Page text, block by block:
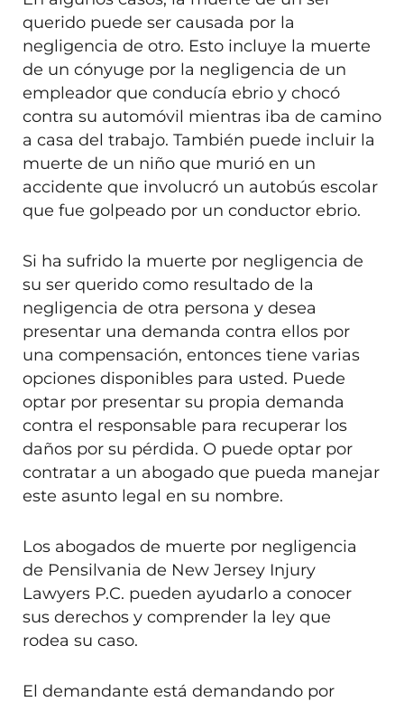
querido puede ser causada por la
negligencia de otro. Esto incluye la muerte
de un cónyuge por la negligencia de un
empleador que conducía ebrio y chocó
contra su automóvil mientras iba de camino
a casa del trabajo. También puede incluir la
muerte de un niño que murió en un
accidente que involucró un autobús escolar
que fue golpeado por un conductor ebrio.
Si ha sufrido la muerte por negligencia de
su ser querido como resultado de la
negligencia de otra persona y desea
presentar una demanda contra ellos por
una compensación, entonces tiene varias
opciones disponibles para usted. Puede
optar por presentar su propia demanda
contra el responsable para recuperar los
daños por su pérdida. O puede optar por
contratar a un abogado que pueda manejar
este asunto legal en su nombre.
Los abogados de muerte por negligencia
de Pensilvania de New Jersey Injury
Lawyers P.C. pueden ayudarlo a conocer
sus derechos y comprender la ley que
rodea su caso.
El demandante está demandando por